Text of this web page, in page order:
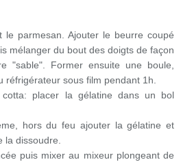
le parmesan. Ajouter le beurre coupé
mélanger du bout des doigts de façon
"sable". Former ensuite une boule,
réfrigérateur sous film pendant 1h.
placer la gélatine dans un bol
hors du feu ajouter la gélatine et
la dissoudre.
puis mixer au mixeur plongeant de